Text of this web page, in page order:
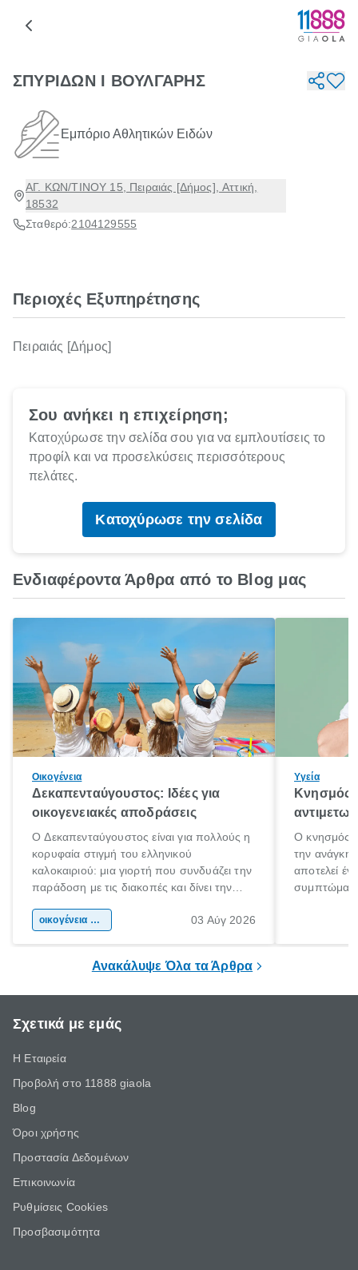
ΣΠΥΡΙΔΩΝ Ι ΒΟΥΛΓΑΡΗΣ
Εμπόριο Αθλητικών Ειδών
ΑΓ. ΚΩΝ/ΤΙΝΟΥ 15, Πειραιάς [Δήμος], Αττική,
18532
Σταθερό:2104129555
Περιοχές Εξυπηρέτησης
Πειραιάς [Δήμος]
Σου ανήκει η επιχείρηση;
Κατοχύρωσε την σελίδα σου για να εμπλουτίσεις το
προφίλ και να προσελκύσεις περισσότερους
πελάτες.
Κατοχύρωσε την σελίδα
Ενδιαφέροντα Άρθρα από το Blog μας
Οικογένεια
Δεκαπενταύγουστος: Ιδέες για
οικογενειακές αποδράσεις
Ο Δεκαπενταύγουστος είναι για πολλούς η
κορυφαία στιγμή του ελληνικού
καλοκαιριού: μια γιορτή που συνδυάζει την
παράδοση με τις διακοπές και δίνει την
χώρας. Είτε πρόκειται για λίγες μέρες
οικογένεια & παιδί 03 Αύγ 2026
Υγεία
Κνησμός:
Ο κνησμός
την ανάγκη
αποτελεί
Ανακάλυψε Όλα τα Άρθρα
Σχετικά με εμάς
Η Εταιρεία
Προβολή στο 11888 giaola
Blog
Όροι χρήσης
Προστασία Δεδομένων
Επικοινωνία
Ρυθμίσεις Cookies
Προσβασιμότητα